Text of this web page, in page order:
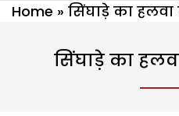
Home » सिंघाड़े का हलवा
सिंघाड़े का